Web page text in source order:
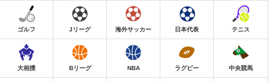
ゴルフ Jリーグ 海外サッカー 日本代表 テニス
大相撲 Bリーグ NBA ラグビー 中央競馬